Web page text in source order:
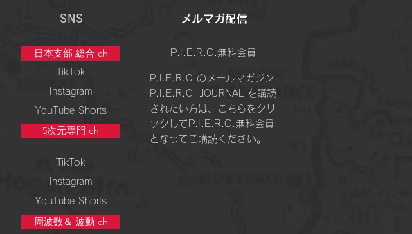
SNS
日本支部 総合 ch
TikTok
Instagram
YouTube Shorts
5次元専門 ch
TikTok
Instagram
​メルマガ配信
P.I.E.R.O.無料会員
P.I.E.R.O.のメールマガジン
P.I.E.R.O. JOURNAL を購読
されたい方は、
こちらをクリ
ックしてP.I.E.R.O.無料会員
となってご購読ください。
YouTube Shorts
周波数＆ 波動 ch